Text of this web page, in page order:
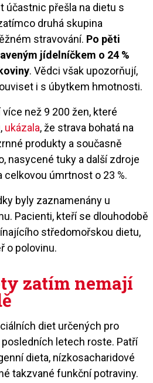
účastnic přešla na dietu s
druhá skupina
stravování. Po pěti
jídelníčkem o 24 %
. Vědci však upozorňují,
i s úbytkem hmotnosti.
než 9 200 žen, které
ukázala, že strava bohatá na
produkty a současně
nasycené tuky a další zdroje
úmrtnost o 23 %.
byly zaznamenány u
Pacienti, kteří se dlouhodobě
středomořskou dietu,
o polovinu.
zatím nemají
diet určených pro
letech roste. Patří
dieta, nízkosacharidové
takzvané funkční potraviny.